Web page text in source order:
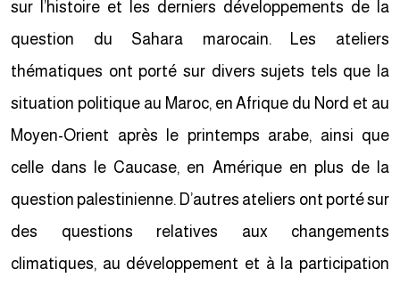
sur l’histoire et les derniers développements de la
question du Sahara marocain. Les ateliers
thématiques ont porté sur divers sujets tels que la
situation politique au Maroc, en Afrique du Nord et au
Moyen-Orient après le printemps arabe, ainsi que
celle dans le Caucase, en Amérique en plus de la
question palestinienne. D’autres ateliers ont porté sur
des questions relatives aux changements
climatiques, au développement et à la participation